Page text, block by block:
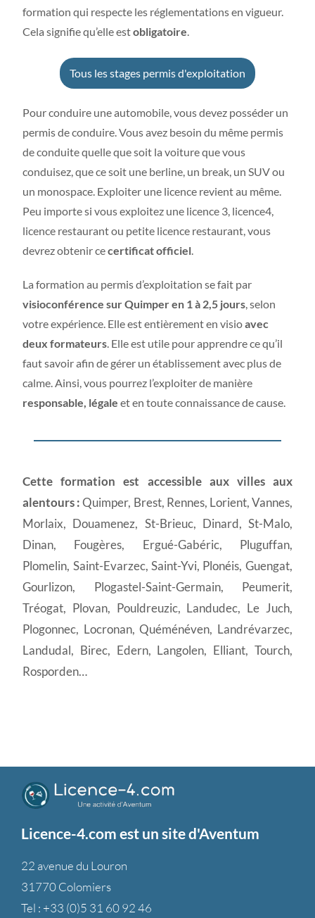
formation qui respecte les réglementations en vigueur.
Cela signifie qu’elle estobligatoire.
Tous les stages permis d'exploitation
Pour conduire une automobile, vous devez posséder un
permis de conduire. Vous avez besoin du même permis
de conduite quelle que soit la voiture que vous
conduisez, que ce soit une berline, un break, un SUV ou
un monospace. Exploiter une licence revient au même.
Peu importe si vous exploitez une licence 3, licence4,
licence restaurant ou petite licence restaurant, vous
devrez obtenir cecertificat officiel.
La formation au permis d’exploitation se fait par
visioconférence sur Quimper en 1 à 2,5 jours, selon
votre expérience. Elle est entièrement en visioavec
deux formateurs. Elle est utile pour apprendre ce qu’il
faut savoir afin de gérer un établissement avec plus de
calme. Ainsi, vous pourrez l’exploiter de manière
responsable, légale et en toute connaissance de cause.
Cette formation est accessible aux villes aux
alentours :Quimper, Brest, Rennes, Lorient, Vannes,
Morlaix, Douamenez, St-Brieuc, Dinard, St-Malo,
Dinan, Fougères, Ergué-Gabéric, Pluguffan,
Plomelin, Saint-Evarzec, Saint-Yvi, Plonéis, Guengat,
Gourlizon, Plogastel-Saint-Germain, Peumerit,
Tréogat, Plovan, Pouldreuzic, Landudec, Le Juch,
Plogonnec, Locronan, Quéménéven, Landrévarzec,
Landudal, Birec, Edern, Langolen, Elliant, Tourch,
Rosporden…
Licence-4.com est un site d'Aventum
22 avenue du Louron
31770 Colomiers
Tel : +33 (0)5 31 60 92 46